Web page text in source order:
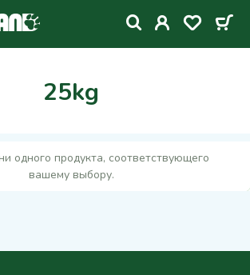
25kg
одного продукта, соответствующего
вашему выбору.